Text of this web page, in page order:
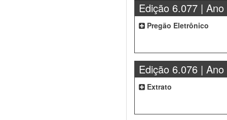
Edição 6.077 | Ano
Pregão Eletrônico
Edição 6.076 | Ano
Extrato